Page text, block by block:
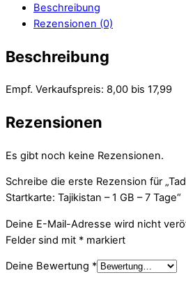
Beschreibung
Rezensionen (0)
Beschreibung
Empf. Verkaufspreis: 8,00 bis 17,99
Rezensionen
Es gibt noch keine Rezensionen.
Schreibe die erste Rezension für
Startkarte: Tajikistan – 1 GB – 7 Tage“
Deine E-Mail-Adresse wird nicht
Felder sind mit * markiert
Deine Bewertung *